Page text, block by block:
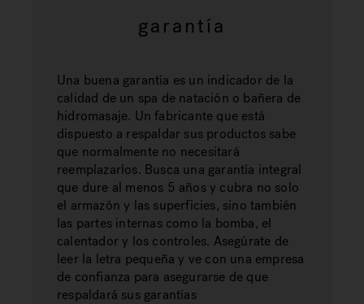
garantía
Una buena garantía es un indicador de la
calidad de un spa de natación o bañera de
hidromasaje. Un fabricante que está
dispuesto a respaldar sus productos sabe
que normalmente no necesitará
reemplazarlos. Busca una garantía integral
que dure al menos 5 años y cubra no solo
el armazón y las superficies, sino también
las partes internas como la bomba, el
calentador y los controles. Asegúrate de
leer la letra pequeña y ve con una empresa
de confianza para asegurarse de que
respaldará sus garantías